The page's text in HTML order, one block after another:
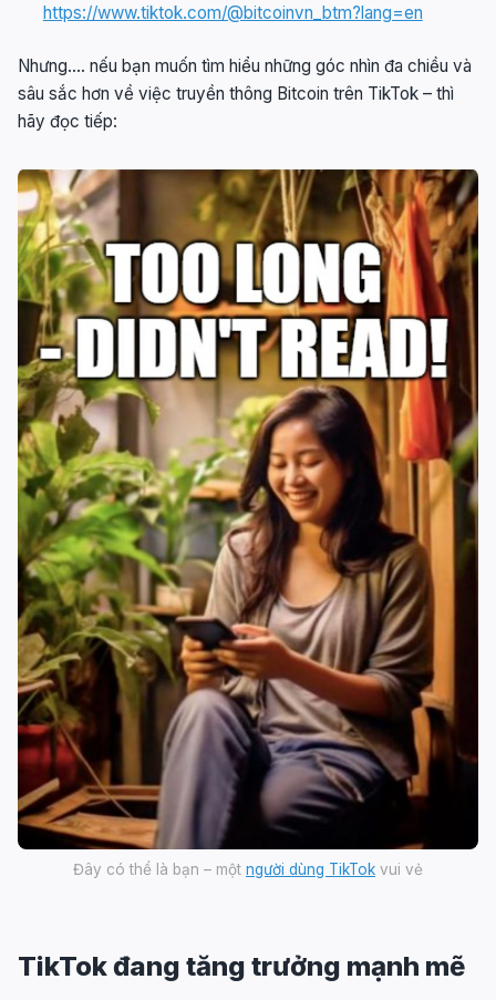
https://www.tiktok.com/@bitcoinvn_btm?lang=en
Nhưng…. nếu bạn muốn tìm hiểu những góc nhìn đa chiều và
sâu sắc hơn về việc truyền thông Bitcoin trên TikTok – thì
hãy đọc tiếp:
Đây có thể là bạn – một người dùng TikTok vui vẻ
TikTok đang tăng trưởng mạnh mẽ